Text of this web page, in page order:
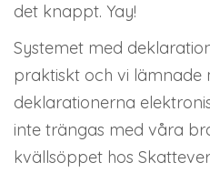
det knappt. Yay!
Systemet med
praktiskt och vi lämnade
deklarationerna
inte trängas med våra
kvällsöppet hos